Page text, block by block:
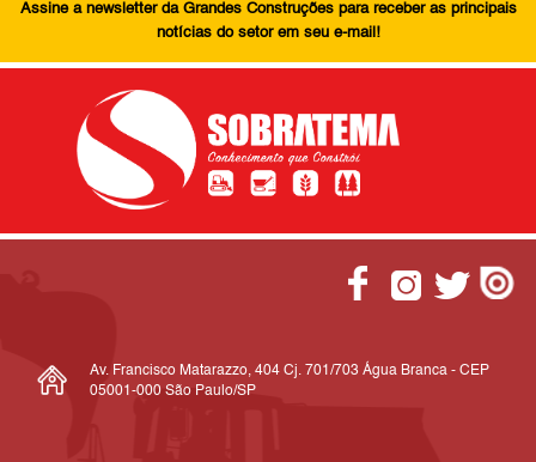
Assine a newsletter da Grandes Construções para receber as principais
notícias do setor em seu e-mail!
Av. Francisco Matarazzo, 404 Cj. 701/703 Água Branca - CEP
05001-000 São Paulo/SP